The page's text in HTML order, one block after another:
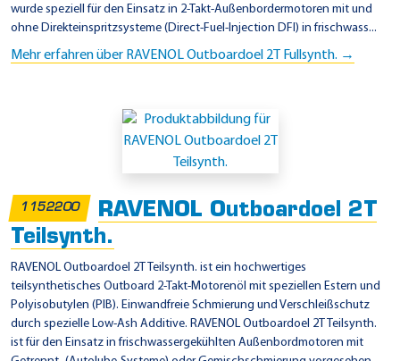
b
i
e
r
c
u
r
y
wurde speziell für den Einsatz in 2-Takt-Außenbordermotoren mit und
ohne Direkteinspritzsysteme (Direct-Fuel-Injection DFI) in frischwass...
Mehr erfahren über RAVENOL Outboardoel 2T Fullsynth. →
1152200
RAVENOL Outboardoel 2T
Teilsynth.
RAVENOL Outboardoel 2T Teilsynth. ist ein hochwertiges
teilsynthetisches Outboard 2-Takt-Motorenöl mit speziellen Estern und
Polyisobutylen (PIB). Einwandfreie Schmierung und Verschleißschutz
durch spezielle Low-Ash Additive. RAVENOL Outboardoel 2T Teilsynth.
ist für den Einsatz in frischwassergekühlten Außenbordmotoren mit